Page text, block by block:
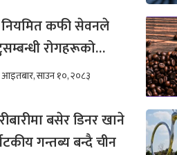
कफी सेवनले
रोगहरूको
कम हुन्छ ?
आइतबार, साउन १०, २०८३
बसेर डिनर खाने
गन्तब्य बन्दै चीन